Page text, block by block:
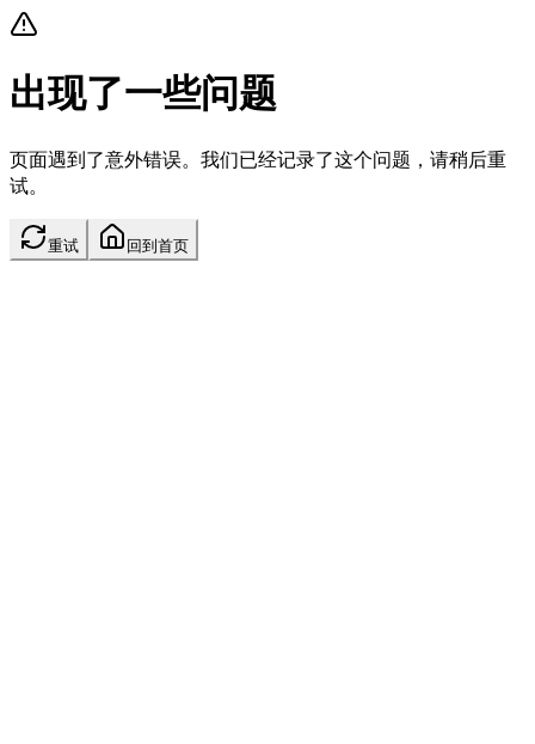
出现了一些问题
页面遇到了意外错误。我们已经记录了这个问题，请稍后重
试。
重试 回到首页